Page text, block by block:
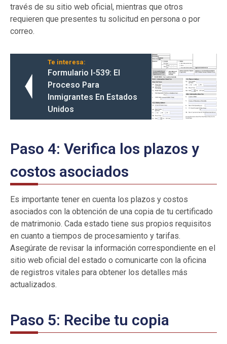
través de su sitio web oficial, mientras que otros
requieren que presentes tu solicitud en persona o por
correo.
Te interesa:
Formulario I-539: El
Proceso Para
Inmigrantes En Estados
Unidos
Paso 4: Verifica los plazos y
costos asociados
Es importante tener en cuenta los plazos y costos
asociados con la obtención de una copia de tu certificado
de matrimonio. Cada estado tiene sus propios requisitos
en cuanto a tiempos de procesamiento y tarifas.
Asegúrate de revisar la información correspondiente en el
sitio web oficial del estado o comunicarte con la oficina
de registros vitales para obtener los detalles más
actualizados.
Paso 5: Recibe tu copia